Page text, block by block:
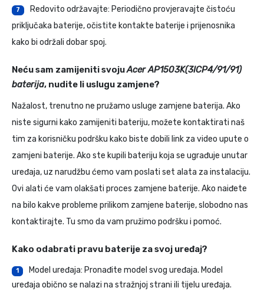
7
Redovito održavajte: Periodično provjeravajte čistoću
priključaka baterije, očistite kontakte baterije i prijenosnika
kako bi održali dobar spoj.
Neću sam zamijeniti svojuAcer AP1503K(3ICP4/91/91)
baterija, nudite li uslugu zamjene?
Nažalost, trenutno ne pružamo usluge zamjene baterija. Ako
niste sigurni kako zamijeniti bateriju, možete kontaktirati naš
tim za korisničku podršku kako biste dobili link za video upute o
zamjeni baterije. Ako ste kupili bateriju koja se ugrađuje unutar
uređaja, uz narudžbu ćemo vam poslati set alata za instalaciju.
Ovi alati će vam olakšati proces zamjene baterije. Ako naiđete
na bilo kakve probleme prilikom zamjene baterije, slobodno nas
kontaktirajte. Tu smo da vam pružimo podršku i pomoć.
Kako odabrati pravu baterije za svoj uređaj?
1
Model uređaja: Pronađite model svog uređaja. Model
uređaja obično se nalazi na stražnjoj strani ili tijelu uređaja.